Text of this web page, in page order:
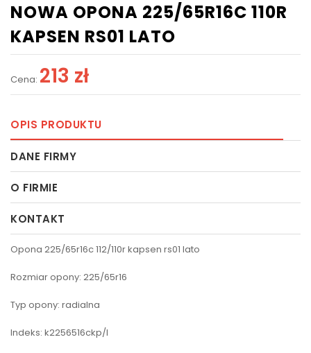
NOWA OPONA 225/65R16C 110R
KAPSEN RS01 LATO
Cena: 213 zł
OPIS PRODUKTU
DANE FIRMY
O FIRMIE
KONTAKT
Opona 225/65r16c 112/110r kapsen rs01 lato
Rozmiar opony: 225/65r16
Typ opony: radialna
Indeks: k2256516ckp/l